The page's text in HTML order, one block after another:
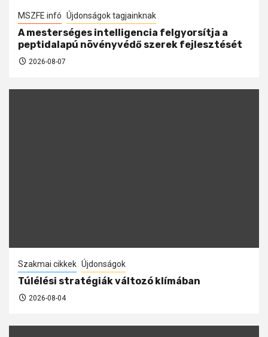
MSZFE infó Újdonságok tagjainknak
A mesterséges intelligencia felgyorsítja a
peptidalapú növényvédő szerek fejlesztését
2026-08-07
Szakmai cikkek Újdonságok
Túlélési stratégiák változó klímában
2026-08-04